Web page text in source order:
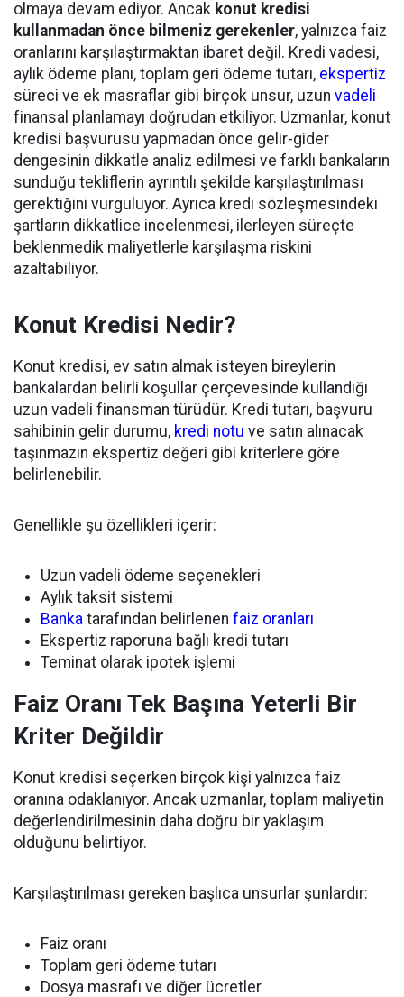
olmaya devam ediyor. Ancak konut kredisi
kullanmadan önce bilmeniz gerekenler, yalnızca faiz
oranlarını karşılaştırmaktan ibaret değil. Kredi vadesi,
aylık ödeme planı, toplam geri ödeme tutarı, ekspertiz
süreci ve ek masraflar gibi birçok unsur, uzun vadeli
finansal planlamayı doğrudan etkiliyor. Uzmanlar, konut
kredisi başvurusu yapmadan önce gelir-gider
dengesinin dikkatle analiz edilmesi ve farklı bankaların
sunduğu tekliflerin ayrıntılı şekilde karşılaştırılması
gerektiğini vurguluyor. Ayrıca kredi sözleşmesindeki
şartların dikkatlice incelenmesi, ilerleyen süreçte
beklenmedik maliyetlerle karşılaşma riskini
azaltabiliyor.
Konut Kredisi Nedir?
Konut kredisi, ev satın almak isteyen bireylerin
bankalardan belirli koşullar çerçevesinde kullandığı
uzun vadeli finansman türüdür. Kredi tutarı, başvuru
sahibinin gelir durumu, kredi notu ve satın alınacak
taşınmazın ekspertiz değeri gibi kriterlere göre
belirlenebilir.
Genellikle şu özellikleri içerir:
Uzun vadeli ödeme seçenekleri
Aylık taksit sistemi
Banka tarafından belirlenen faiz oranları
Ekspertiz raporuna bağlı kredi tutarı
Teminat olarak ipotek işlemi
Faiz Oranı Tek Başına Yeterli Bir
Kriter Değildir
Konut kredisi seçerken birçok kişi yalnızca faiz
oranına odaklanıyor. Ancak uzmanlar, toplam maliyetin
değerlendirilmesinin daha doğru bir yaklaşım
olduğunu belirtiyor.
Karşılaştırılması gereken başlıca unsurlar şunlardır:
Faiz oranı
Toplam geri ödeme tutarı
Dosya masrafı ve diğer ücretler